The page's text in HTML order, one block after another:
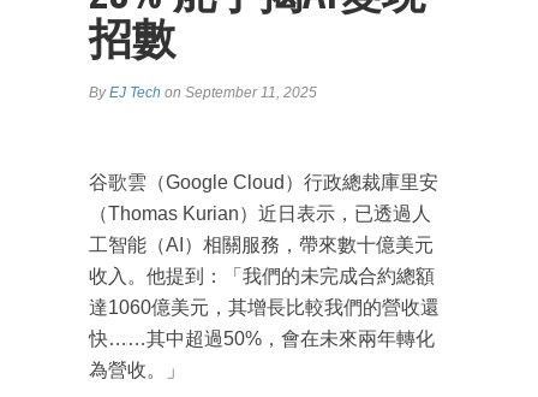
招數
ByEJ Tech on September 11, 2025
谷歌雲（Google Cloud）行政總裁庫里安
（Thomas Kurian）近日表示，已透過人
工智能（AI）相關服務，帶來數十億美元
收入。他提到：「我們的未完成合約總額
達1060億美元，其增長比較我們的營收還
快……其中超過50%，會在未來兩年轉化
為營收。」